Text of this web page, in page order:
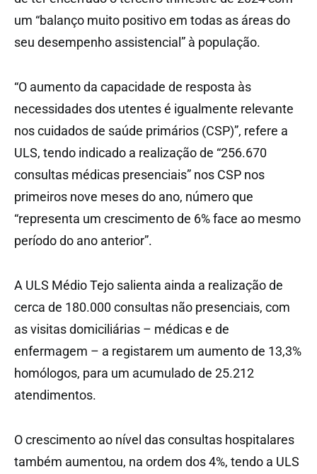
um “balanço muito positivo em todas as áreas do
seu desempenho assistencial” à população.
“O aumento da capacidade de resposta às
necessidades dos utentes é igualmente relevante
nos cuidados de saúde primários (CSP)”, refere a
ULS, tendo indicado a realização de “256.670
consultas médicas presenciais” nos CSP nos
primeiros nove meses do ano, número que
“representa um crescimento de 6% face ao mesmo
período do ano anterior”.
A ULS Médio Tejo salienta ainda a realização de
cerca de 180.000 consultas não presenciais, com
as visitas domiciliárias – médicas e de
enfermagem – a registarem um aumento de 13,3%
homólogos, para um acumulado de 25.212
atendimentos.
O crescimento ao nível das consultas hospitalares
também aumentou, na ordem dos 4%, tendo a ULS